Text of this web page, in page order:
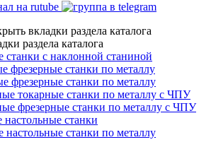
станки с наклонной станиной
фрезерные станки по металлу
фрезерные станки по металлу
токарные станки по металлу с ЧПУ
фрезерные станки по металлу с ЧПУ
настольные станки
настольные станки по металлу